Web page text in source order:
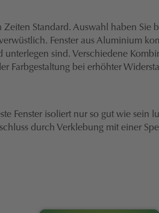
Standard. Auswahl haben
Fenster aus Aluminium
sind. Verschiedene
Farbgestaltung bei erhöhter
Fenster isoliert nur so gut wie
durch Verklebung mit einer